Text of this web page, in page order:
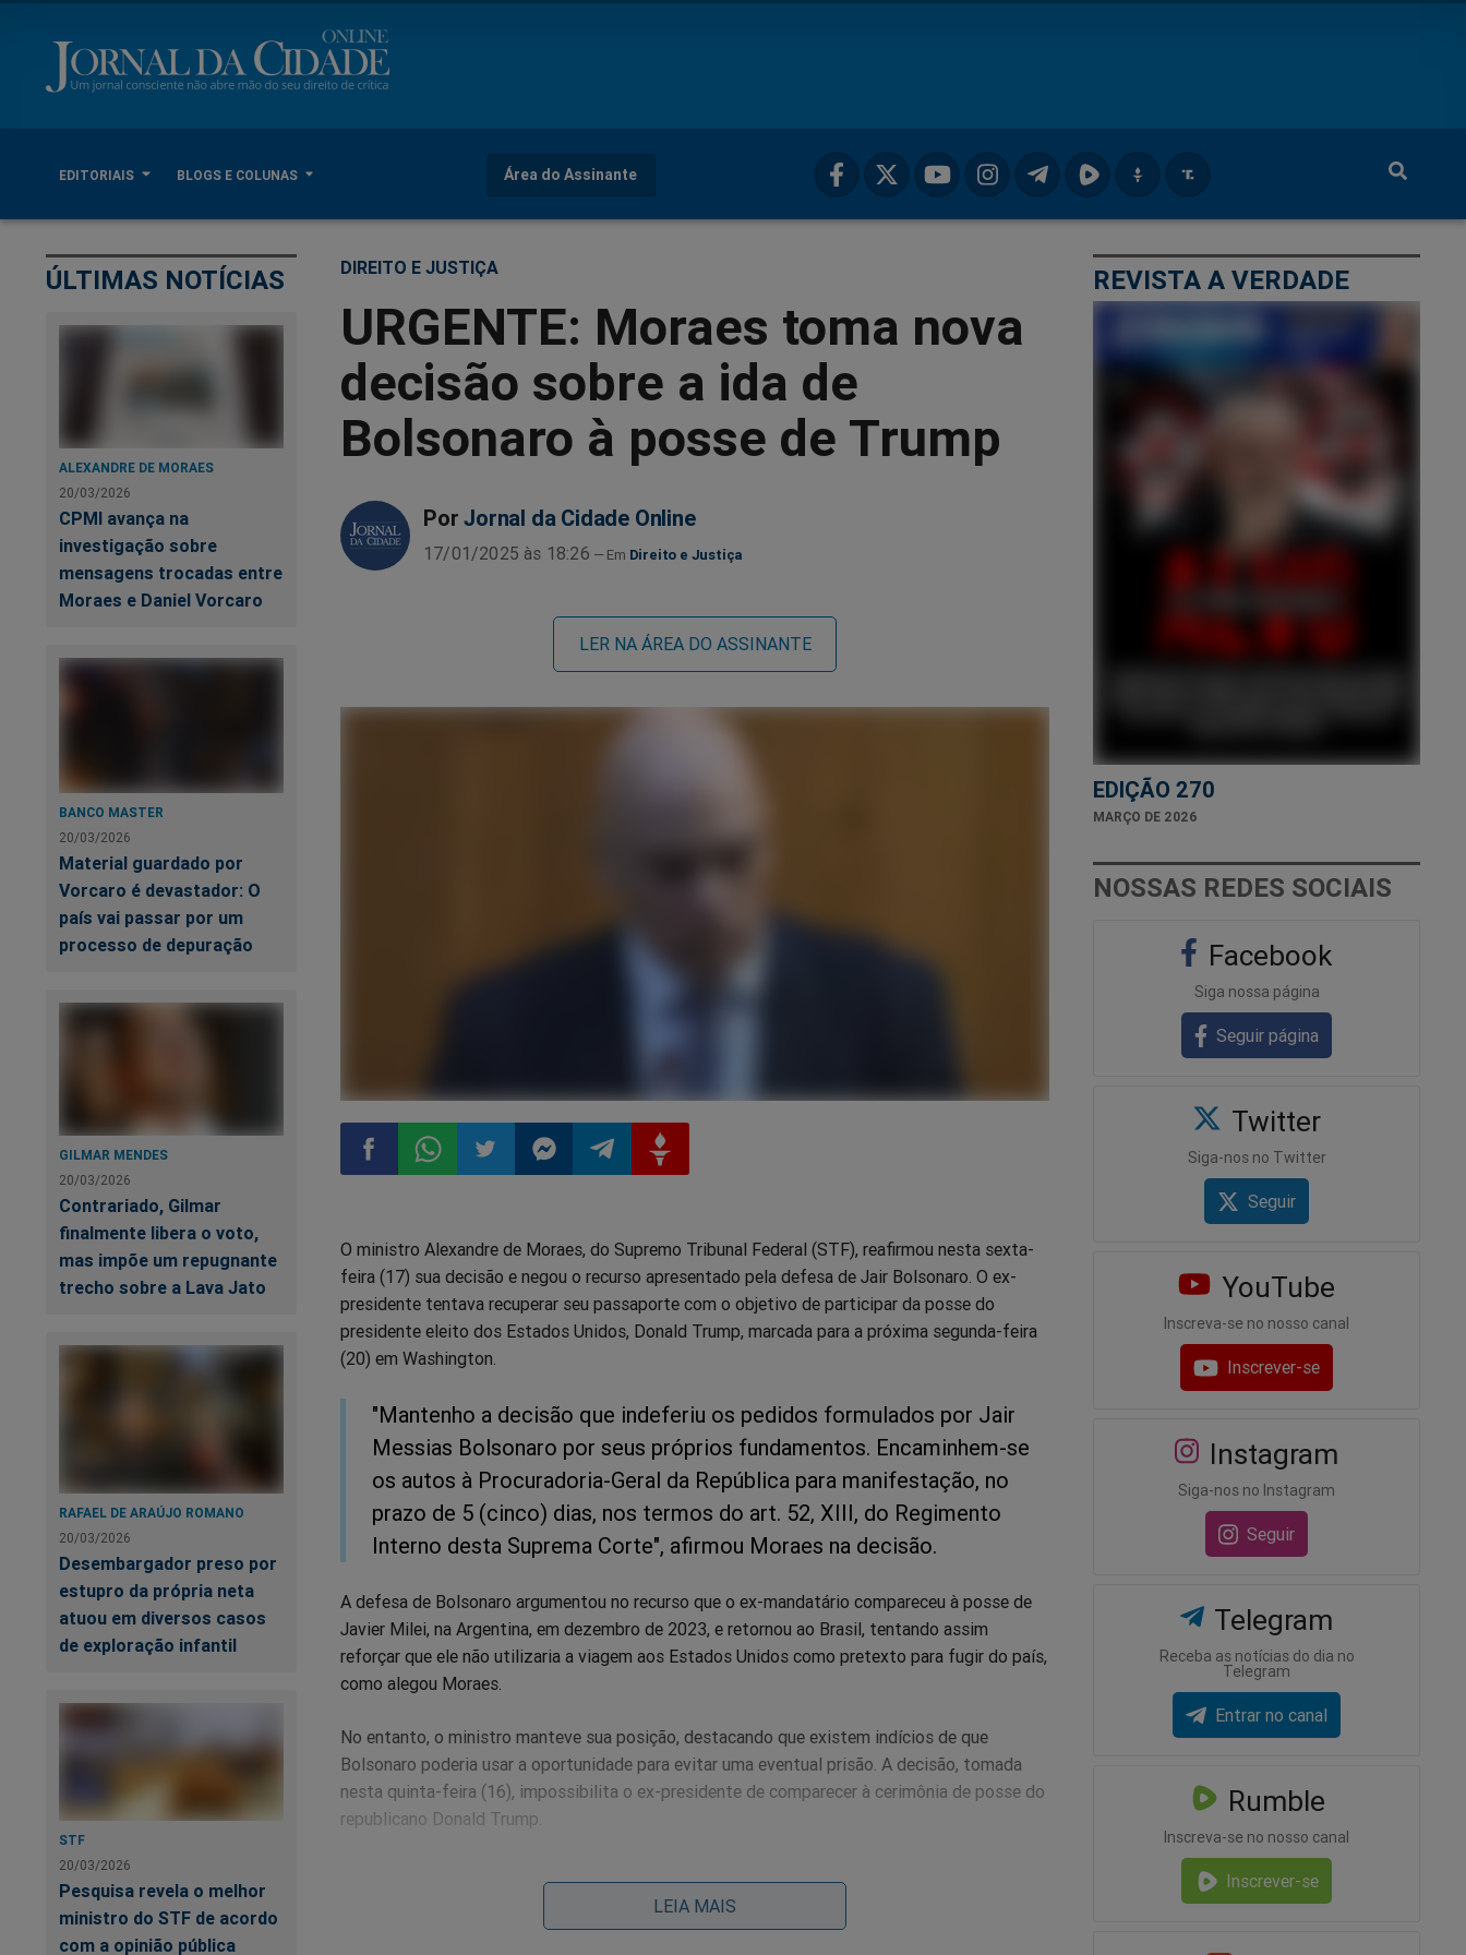
EDITORIAIS BLOGS E COLUNAS Área do Assinante
ÚLTIMAS NOTÍCIAS
ALEXANDRE DE MORAES
20/03/2026
CPMI avança na
investigação sobre
mensagens trocadas entre
Moraes e Daniel Vorcaro
BANCO MASTER
20/03/2026
Material guardado por
Vorcaro é devastador: O
país vai passar por um
processo de depuração
GILMAR MENDES
20/03/2026
Contrariado, Gilmar
finalmente libera o voto,
mas impõe um repugnante
trecho sobre a Lava Jato
RAFAEL DE ARAÚJO ROMANO
20/03/2026
Desembargador preso por
estupro da própria neta
atuou em diversos casos
de exploração infantil
STF
20/03/2026
Pesquisa revela o melhor
ministro do STF de acordo
com a opinião pública
DIREITO E JUSTIÇA
URGENTE: Moraes toma nova
decisão sobre a ida de
Bolsonaro à posse de Trump
Por Jornal da Cidade Online
17/01/2025 às 18:26 Direito e Justiça
LER NA ÁREA DO ASSINANTE
no
Facebook
no
Whatsapp
no
Twitter
no
Messenger
no
Telegram
no
Gettr
O ministro Alexandre de Moraes, do Supremo Tribunal Federal (STF), reafirmou nesta sexta-
feira (17) sua decisão e negou o recurso apresentado pela defesa de Jair Bolsonaro. O ex-
presidente tentava recuperar seu passaporte com o objetivo de participar da posse do
presidente eleito dos Estados Unidos, Donald Trump, marcada para a próxima segunda-feira
(20) em Washington.
"Mantenho a decisão que indeferiu os pedidos formulados por Jair
Messias Bolsonaro por seus próprios fundamentos. Encaminhem-se
os autos à Procuradoria-Geral da República para manifestação, no
prazo de 5 (cinco) dias, nos termos do art. 52, XIII, do Regimento
Interno desta Suprema Corte", afirmou Moraes na decisão.
A defesa de Bolsonaro argumentou no recurso que o ex-mandatário compareceu à posse de
Javier Milei, na Argentina, em dezembro de 2023, e retornou ao Brasil, tentando assim
reforçar que ele não utilizaria a viagem aos Estados Unidos como pretexto para fugir do país,
como alegou Moraes.
No entanto, o ministro manteve sua posição, destacando que existem indícios de que
Bolsonaro poderia usar a oportunidade para evitar uma eventual prisão. A decisão, tomada
nesta quinta-feira (16), impossibilita o ex-presidente de comparecer à cerimônia de posse do
republicano Donald Trump.
presidente sequer ainda foi denunciado. Uma decisão judicial não pode jamais se prender a
‘achismo’. No caso em tela, fica claro que a decisão tem caráter pessoal, em razão da notória
LEIA MAIS
REVISTA A VERDADE
EDIÇÃO 270
MARÇO DE 2026
NOSSAS REDES SOCIAIS
Facebook
Siga nossa página
Seguir página
Twitter
Siga-nos no Twitter
Seguir
YouTube
Inscreva-se no nosso canal
Inscrever-se
Instagram
Siga-nos no Instagram
Seguir
Telegram
Receba as notícias do dia no
Telegram
Entrar no canal
Rumble
Inscreva-se no nosso canal
Inscrever-se